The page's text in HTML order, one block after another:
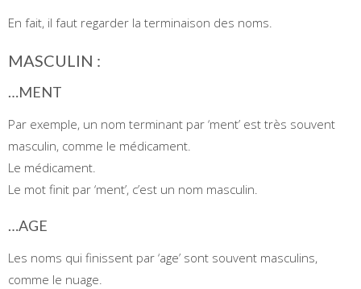
En fait, il faut regarder la terminaison des noms.
MASCULIN :
…MENT
Par exemple, un nom terminant par ‘ment’ est très souvent
masculin, comme le médicament.
Le médicament.
Le mot finit par ‘ment’, c’est un nom masculin.
…AGE
Les noms qui finissent par ‘age’ sont souvent masculins,
comme le nuage.